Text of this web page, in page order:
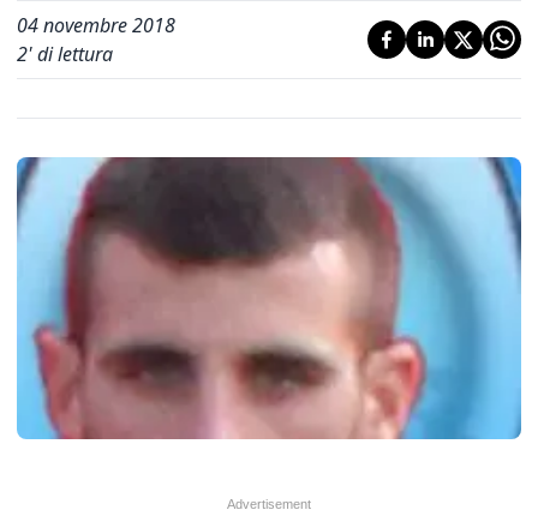
04 novembre 2018
2' di lettura